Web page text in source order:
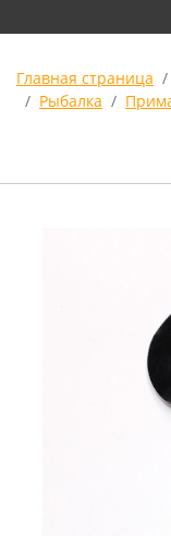
Главная страница
Рыбалка